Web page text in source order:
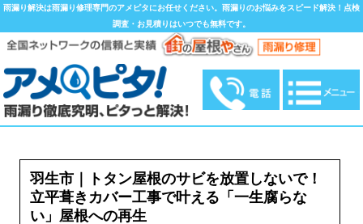
雨漏り解決は雨漏り修理専門のアメピタにお任せください。雨漏りのお悩みをスピード解決！点検
調査・お見積りはいつでも無料です。
羽生市｜トタン屋根のサビを放置しないで！
立平葺きカバー工事で叶える「一生腐らな
い」屋根への再生